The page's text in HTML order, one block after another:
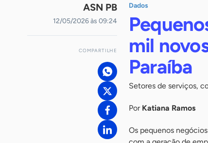
ASN PB
12/05/2026 às 09:24
COMPARTILHE
Dados
mil
Paraíba
Setores de serviços,
Por Katiana Ramos
Os pequenos